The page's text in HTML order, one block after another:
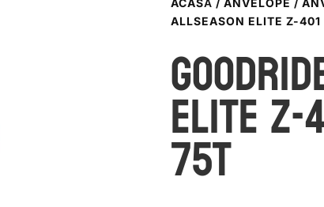
ACASĂ / ANVELOPE /
ALLSEASON ELITE Z-
ELITE
75T